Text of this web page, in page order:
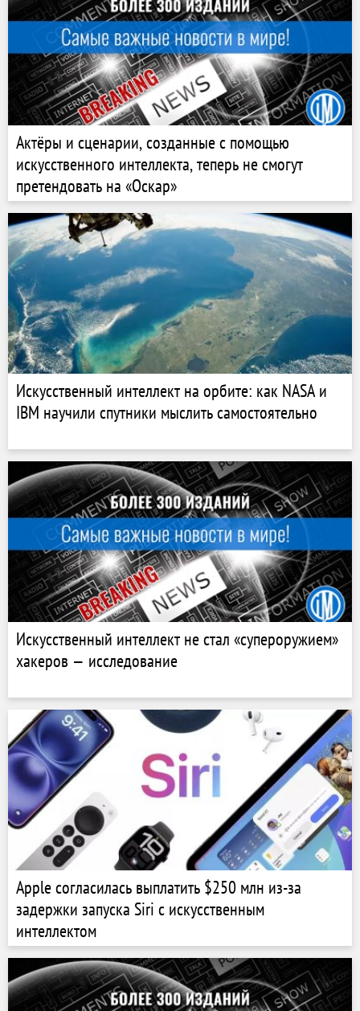
Актёры и сценарии, созданные с помощью
искусственного интеллекта, теперь не смогут
претендовать на «Оскар»
Искусственный интеллект на орбите: как NASA и
IBM научили спутники мыслить самостоятельно
Искусственный интеллект не стал «супероружием»
хакеров — исследование
Apple согласилась выплатить $250 млн из-за
задержки запуска Siri с искусственным
интеллектом